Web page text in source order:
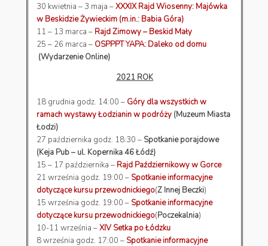
30 kwietnia – 3 maja –XXXIX Rajd Wiosenny: Majówka
w Beskidzie Żywieckim (m.in.: Babia Góra)
11 – 13 marca – Rajd Zimowy – Beskid Mały
25 – 26 marca – OSPPPT YAPA: Daleko od domu
(Wydarzenie Online)
2021 ROK
18 grudnia godz. 14:00 – Góry dla wszystkich w
ramach wystawy Łodzianin w podróży (Muzeum Miasta
Łodzi)
27 października godz. 18:30 – Spotkanie porajdowe
(Keja Pub – ul. Kopernika 46 Łódź)
15 – 17 października – Rajd Październikowy w Gorce
21 września godz. 19:00 – Spotkanie informacyjne
dotyczące kursu przewodnickiego(Z Innej Beczki)
15 września godz. 19:00 – Spotkanie informacyjne
dotyczące kursu przewodnickiego(Poczekalnia)
10-11 września –XIV Setka po Łódzku
8 września godz. 17:00 – Spotkanie informacyjne